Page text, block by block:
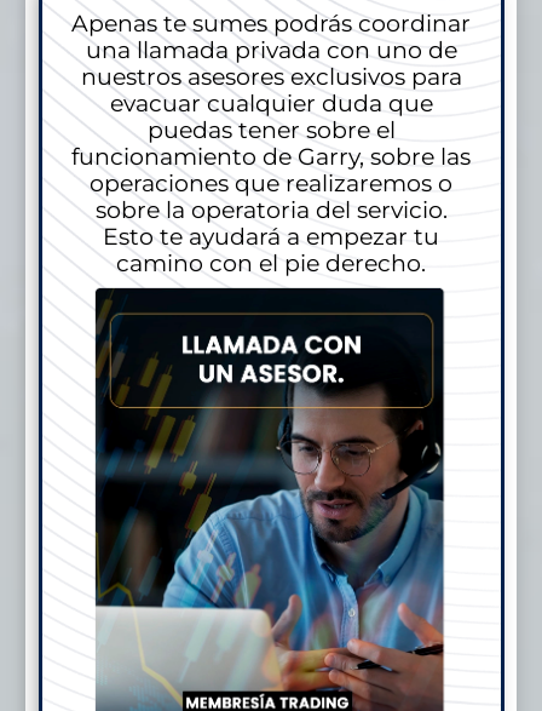
Apenas te sumes podrás coordinar
una llamada privada con uno de
nuestros asesores exclusivos para
evacuar cualquier duda que
puedas tener sobre el
funcionamiento de Garry, sobre las
operaciones que realizaremos o
sobre la operatoria del servicio.
Esto te ayudará a empezar tu
camino con el pie derecho.